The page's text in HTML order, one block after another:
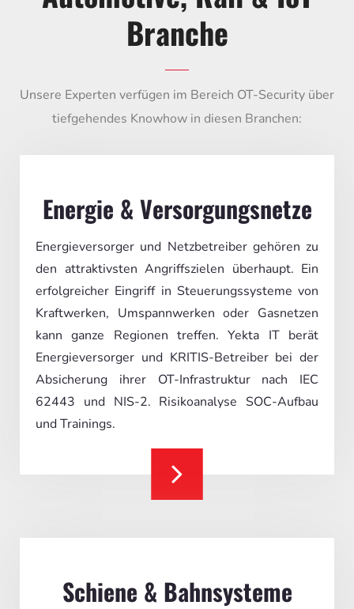
Branche
Unsere Experten verfügen im Bereich OT-Security über
tiefgehendes Knowhow in diesen Branchen:
Energie & Versorgungsnetze
Energieversorger und Netzbetreiber gehören zu
den attraktivsten Angriffszielen überhaupt. Ein
erfolgreicher Eingriff in Steuerungssysteme von
Kraftwerken, Umspannwerken oder Gasnetzen
kann ganze Regionen treffen. Yekta IT berät
Energieversorger und KRITIS-Betreiber bei der
Absicherung ihrer OT-Infrastruktur nach IEC
62443 und NIS-2. Risikoanalyse SOC-Aufbau
und Trainings.
Schiene & Bahnsysteme